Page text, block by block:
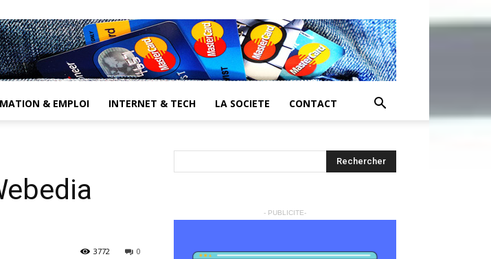
& EMPLOI INTERNET & TECH LA SOCIETE CONTACT
0
3772
- PUBLICITE-